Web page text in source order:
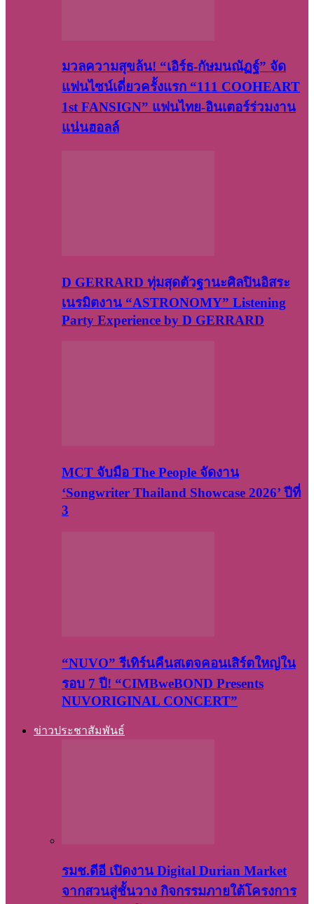
มวลความสุขล้น! “เอิร์ธ-กัษมนณัฏฐ์” จัด
แฟนไซน์เดี่ยวครั้งแรก “111 COOHEART
1st FANSIGN” แฟนไทย-อินเตอร์ร่วมงาน
แน่นฮอลล์
D GERRARD ทุ่มสุดตัวฐานะศิลปินอิสระ
เนรมิตงาน “ASTRONOMY” Listening
Party Experience by D GERRARD
MCT จับมือ The People จัดงาน
‘Songwriter Thailand Showcase 2026’ ปีที่
3
“NUVO” รีเทิร์นคืนสเตจคอนเสิร์ตใหญ่ใน
รอบ 7 ปี! “CIMBweBOND Presents
NUVORIGINAL CONCERT”
ข่าวประชาสัมพันธ์
รมช.ดีอี เปิดงาน Digital Durian Market
จากสวนสู่ชั้นวาง กิจกรรมภายใต้โครงการ